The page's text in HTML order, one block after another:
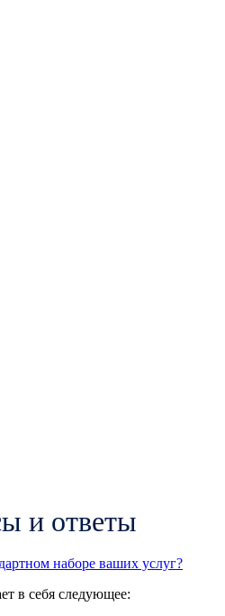
и ответы
наборе ваших услуг?
в себя следующее: